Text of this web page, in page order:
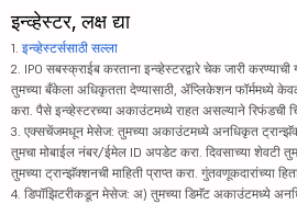
इन्व्हेस्टर, लक्ष द्या
1. इन्व्हेस्टर्ससाठी सल्ला
2. IPO सबस्क्राईब करताना इन्व्हेस्टरद्वारे चेक जारी
तुमच्या बँकेला अधिकृतता देण्यासाठी, ॲप्लिकेशन फॉर्ममध्ये
करा. पैसे इन्व्हेस्टरच्या अकाउंटमध्ये राहत असल्याने रिफंडची
3. एक्सचेंजमधून मेसेज: तुमच्या अकाउंटमध्ये अनधिकृत
तुमचा मोबाईल नंबर/ईमेल ID अपडेट करा. दिवसाच्या शेवटी
तुमच्या ट्रान्झॅक्शनची माहिती प्राप्त करा. गुंतवणूकदारांच्या
4. डिपॉझिटरीकडून मेसेज: अ) तुमच्या डिमॅट अकाउंटमध्ये